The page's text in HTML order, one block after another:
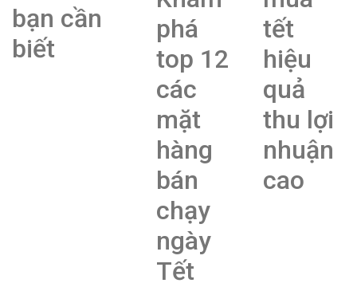
bạn cần
biết
phá
top 12
các
mặt
hàng
bán
chạy
ngày
Tết
tết
hiệu
quả
thu lợi
nhuận
cao